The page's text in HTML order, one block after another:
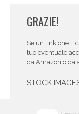
GRAZIE!
Se un link che ti
tuo eventuale
da Amazon o da
STOCK